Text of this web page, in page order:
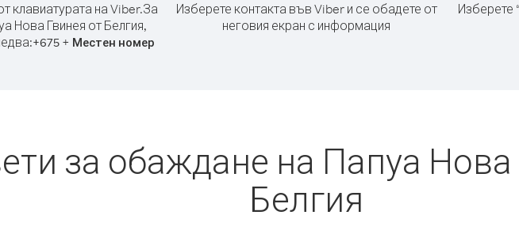
клавиатурата на Viber.За
Нова Гвинея от Белгия,
+675 + Местен номер
Изберете контакта във Viber и се обадете от
неговия екран с информация
Изберете
за обаждане на Папуа Нова
Белгия